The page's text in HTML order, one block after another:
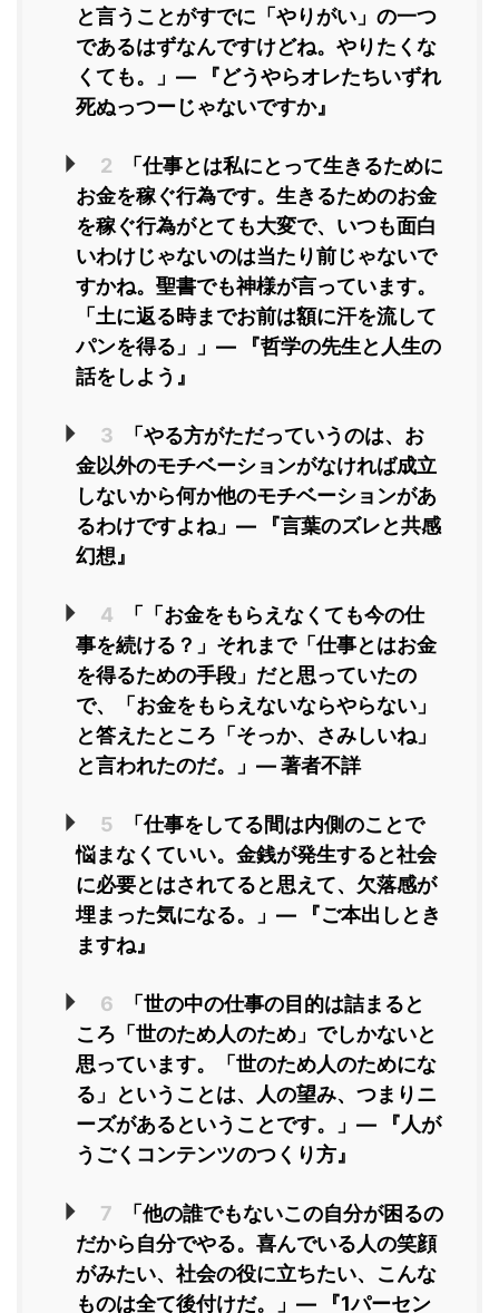
と言うことがすでに「やりがい」の一つ
であるはずなんですけどね。やりたくな
くても。」― 『どうやらオレたちいずれ
死ぬっつーじゃないですか』
2
「仕事とは私にとって生きるために
お金を稼ぐ行為です。生きるためのお金
を稼ぐ行為がとても大変で、いつも面白
いわけじゃないのは当たり前じゃないで
すかね。聖書でも神様が言っています。
「土に返る時までお前は額に汗を流して
パンを得る」」― 『哲学の先生と人生の
話をしよう』
3
「やる方がただっていうのは、お
金以外のモチベーションがなければ成立
しないから何か他のモチベーションがあ
るわけですよね」― 『言葉のズレと共感
幻想』
4
「「お金をもらえなくても今の仕
事を続ける？」それまで「仕事とはお金
を得るための手段」だと思っていたの
で、「お金をもらえないならやらない」
と答えたところ「そっか、さみしいね」
と言われたのだ。」― 著者不詳
5
「仕事をしてる間は内側のことで
悩まなくていい。金銭が発生すると社会
に必要とはされてると思えて、欠落感が
埋まった気になる。」― 『ご本出しとき
ますね』
6
「世の中の仕事の目的は詰まると
ころ「世のため人のため」でしかないと
思っています。「世のため人のためにな
る」ということは、人の望み、つまりニ
ーズがあるということです。」― 『人が
うごくコンテンツのつくり方』
7
「他の誰でもないこの自分が困るの
だから自分でやる。喜んでいる人の笑顔
がみたい、社会の役に立ちたい、こんな
ものは全て後付けだ。」― 『1パーセン